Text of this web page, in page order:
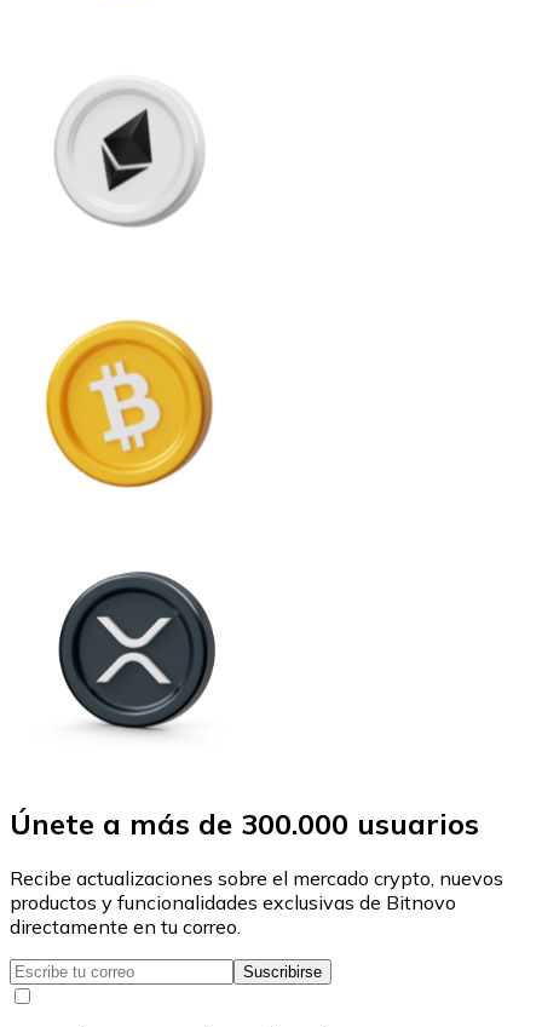
Únete a más de 300.000 usuarios
Recibe actualizaciones sobre el mercado crypto, nuevos
productos y funcionalidades exclusivas de Bitnovo
directamente en tu correo.
Suscribirse